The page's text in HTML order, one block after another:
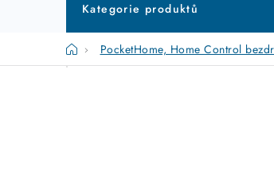
Kategorie produktů
DomůPocketHome, Home Control
P